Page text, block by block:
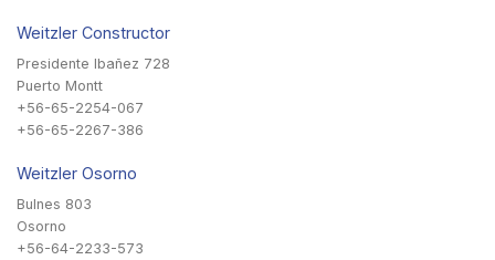
Weitzler Constructor
Presidente Ibañez 728
Puerto Montt
+56-65-2254-067
+56-65-2267-386
Weitzler Osorno
Bulnes 803
Osorno
+56-64-2233-573